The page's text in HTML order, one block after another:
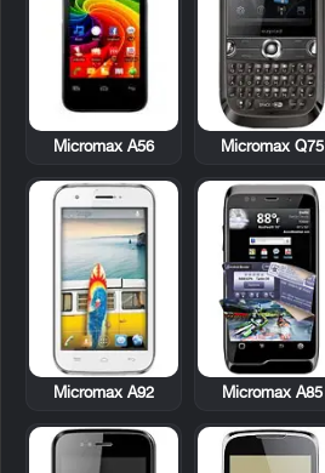
Micromax Q75
Micromax A56
Micromax A85
Micromax A92